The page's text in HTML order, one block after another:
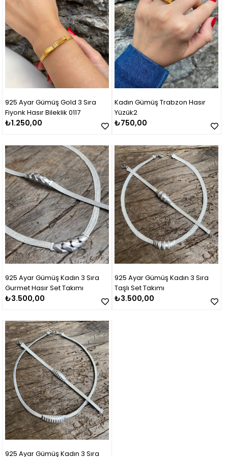
925 Ayar Gümüş Gold 3 Sıra
Fiyonk Hasır Bileklik 0117
₺1.250,00
Kadın Gümüş Trabzon Hasır
Yüzük2
₺750,00
925 Ayar Gümüş Kadın 3 Sıra
Gurmet Hasır Set Takımı
₺3.500,00
925 Ayar Gümüş Kadın 3 Sıra
Taşlı Set Takımı
₺3.500,00
925 Ayar Gümüş Kadın 3 Sıra